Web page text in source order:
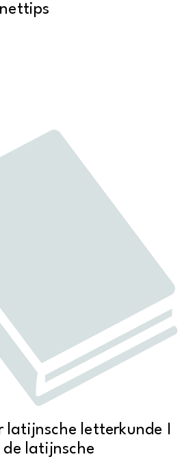
latijnsche letterkunde I
de latijnsche